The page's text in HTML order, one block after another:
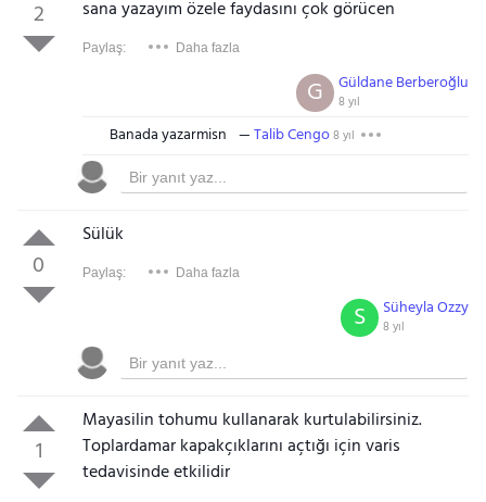
2
sana yazayım özele faydasını çok görücen
Paylaş: Daha fazla
Güldane Berberoğlu
8 yıl
G
Banada yazarmisn Talib Cengo8 yıl
0
Sülük
Paylaş: Daha fazla
Süheyla Ozzy
8 yıl
S
1
Mayasilin tohumu kullanarak kurtulabilirsiniz.
Toplardamar kapakçıklarını açtığı için varis
tedavisinde etkilidir